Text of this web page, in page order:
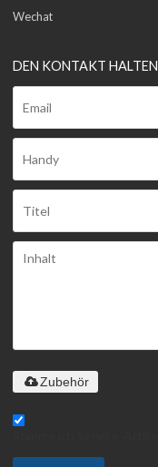
Wechat
DEN KONTAKT HALTEN
Zubehör